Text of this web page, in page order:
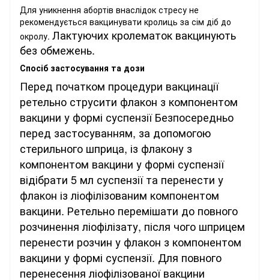
Для уникнення абортів внаслідок стресу не
рекомендується вакцинувати кролиць за сім діб до
окролу. Лактуючих кролематок вакцинують
без обмежень.
Спосіб застосування та дози
Перед початком процедури вакцинації
ретельно струсити флакон з компонентом
вакцини у формі суспензії Безпосередньо
перед застосуванням, за допомогою
стерильного шприца, із флакону з
компонентом вакцини у формі суспензії
відібрати 5 мл суспензії та перенести у
флакон із ліофілізованим компонентом
вакцини. Ретельно перемішати до повного
розчинення ліофілізату, після чого шприцем
перенести розчин у флакон з компонентом
вакцини у формі суспензії. Для повного
перенесення ліофілізованої вакцини